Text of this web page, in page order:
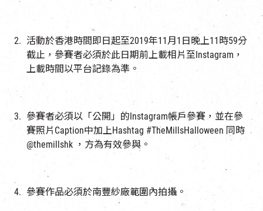
活動於香港時間即日起至2019年11月1日晚上11時59分
截止，參賽者必須於此日期前上載相片至Instagram，
上載時間以平台記錄為準。
參賽者必須以「公開」的Instagram帳戶參賽，並在參
賽照片Caption中加上Hashtag #TheMillsHalloween 同時
@themillshk ，方為有效參與。
參賽作品必須於南豐紗廠範圍內拍攝。